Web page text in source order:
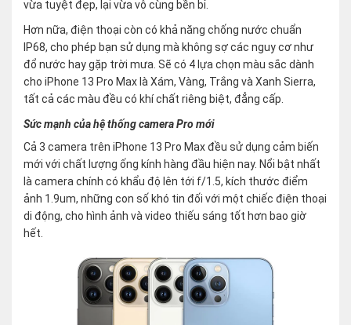
vừa tuyệt đẹp, lại vừa vô cùng bền bỉ.
Hơn nữa, điện thoại còn có khả năng chống nước chuẩn
IP68, cho phép bạn sử dụng mà không sợ các nguy cơ như
đổ nước hay gặp trời mưa. Sẽ có 4 lựa chọn màu sắc dành
cho iPhone 13 Pro Max là Xám, Vàng, Trắng và Xanh Sierra,
tất cả các màu đều có khí chất riêng biệt, đẳng cấp.
Sức mạnh của hệ thống camera Pro mới
Cả 3 camera trên iPhone 13 Pro Max đều sử dụng cảm biến
mới với chất lượng ống kính hàng đầu hiện nay. Nổi bật nhất
là camera chính có khẩu độ lên tới f/1.5, kích thước điểm
ảnh 1.9um, những con số khó tin đối với một chiếc điện thoại
di động, cho hình ảnh và video thiếu sáng tốt hơn bao giờ
hết.